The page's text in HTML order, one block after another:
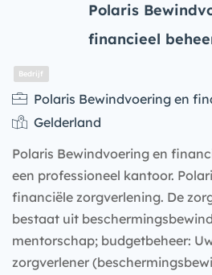
Bedrijf
Polaris
financieel
Polaris Bewindvoering en
Gelderland
Polaris Bewindvoering en
een professioneel kantoor.
financiële zorgverlening. De
bestaat uit
mentorschap; budgetbeheer:
zorgverlener